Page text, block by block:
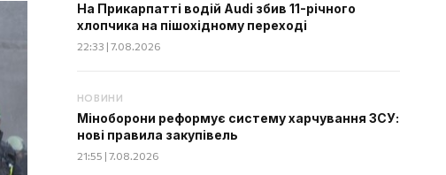
На Прикарпатті водій Audi збив 11-річного
хлопчика на пішохідному переході
22:33 | 7.08.2026
НОВИНИ
Міноборони реформує систему харчування ЗСУ:
нові правила закупівель
21:55 | 7.08.2026